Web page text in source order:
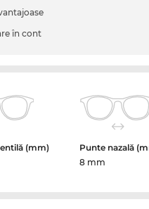
în cont
(mm)
Punte nazală
8 mm